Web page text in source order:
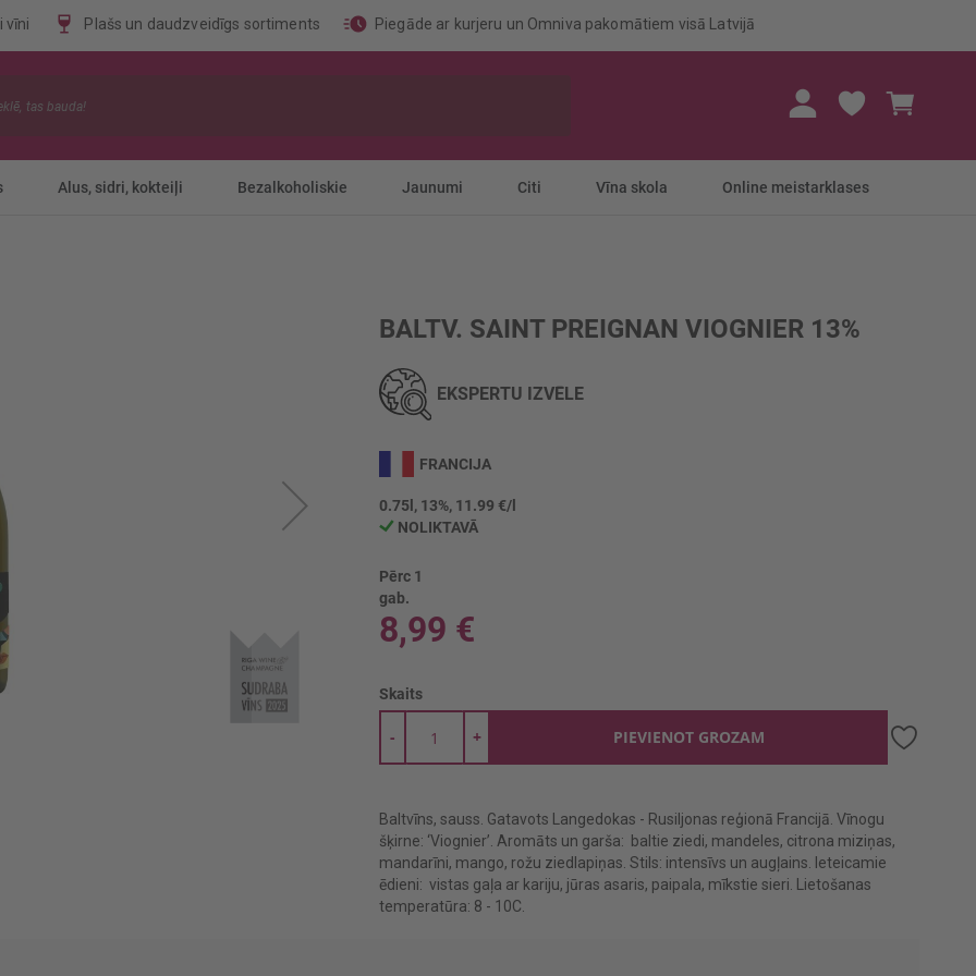
vīni Plašs un daudzveidīgs sortiments Piegāde ar kurjeru un Omniva pakomātiem visā Latvijā
Alus, sidri, kokteiļi Bezalkoholiskie Jaunumi Citi Vīna skola Online meistarklases
BALTV. SAINT PREIGNAN VIOGNIER 13%
EKSPERTU IZVĒLE
FRANCIJA
0.75l, 13%, 11.99 €/l
NOLIKTAVĀ
Pērc 1
gab.
8,99 €
Skaits
+
- PIEVIENOT GROZAM
Baltvīns, sauss. Gatavots Langedokas - Rusiljonas reģionā Francijā. Vīnogu
šķirne: ‘Viognier’. Aromāts un garša: baltie ziedi, mandeles, citrona miziņas,
mandarīni, mango, rožu ziedlapiņas. Stils: intensīvs un augļains. Ieteicamie
ēdieni: vistas gaļa ar kariju, jūras asaris, paipala, mīkstie sieri. Lietošanas
temperatūra: 8 - 10C.